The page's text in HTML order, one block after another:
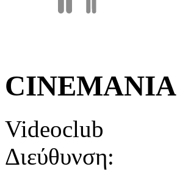
CINEMANIA
Videoclub
Διεύθυνση: